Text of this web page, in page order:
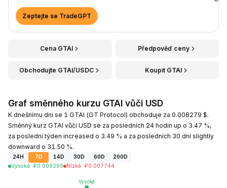
Zeptejte se TradeGPT
Cena GTAI Předpověď ceny
Obchodujte GTAI/USDC Koupit GTAI
Graf směnného kurzu GTAI vůči USD
K dnešnímu dni se 1 GTAI (GT Protocol) obchoduje za 0.008279 $.
Směnný kurz GTAI vůči USD se za posledních 24 hodin up o 3.47 %,
za poslední týden increased o 3.49 % a za posledních 30 dní slightly
downward o 31.50 %.
24H 7D 14D 30D 60D
200D
Vysoká: ₽0.009299 Nízká: ₽0.007744